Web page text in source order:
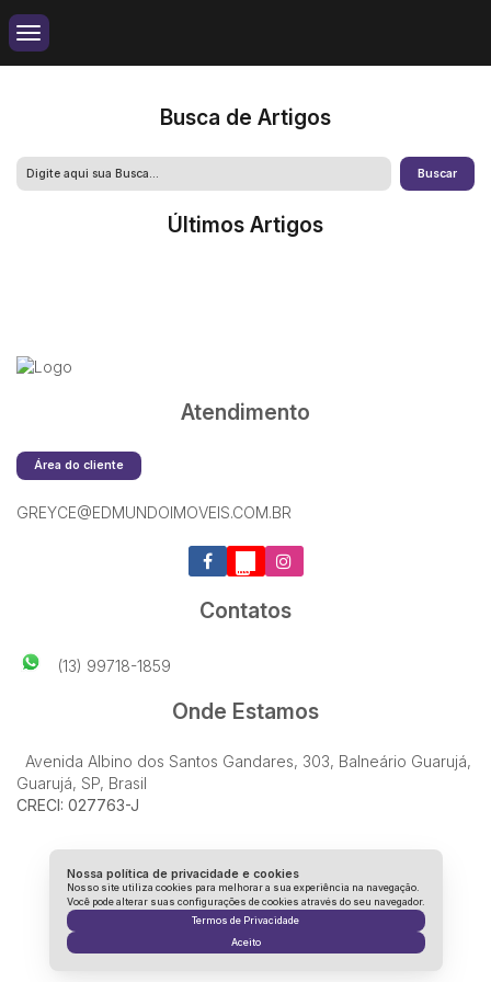
Nossa política de privacidade e cookies
Nosso site utiliza cookies para melhorar a sua experiência na navegação.
Você pode alterar suas configurações de cookies através do seu navegador.
Termos de Privacidade
Aceito
Busca de Artigos
Últimos Artigos
Atendimento
Área do cliente
GREYCE@EDMUNDOIMOVEIS.COM.BR
Contatos
(13) 99718-1859
Onde Estamos
Avenida Albino dos Santos Gandares, 303, Balneário Guarujá,
Guarujá, SP, Brasil
CRECI: 027763-J